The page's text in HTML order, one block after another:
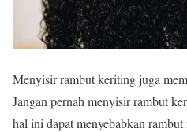
Menyisir rambut keriting juga
Jangan pernah menyisir rambut
hal ini dapat menyebabkan